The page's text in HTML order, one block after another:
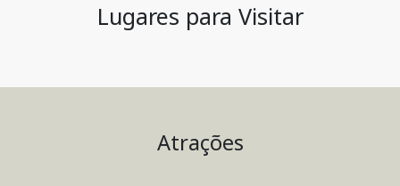
Lugares para Visitar
Atrações